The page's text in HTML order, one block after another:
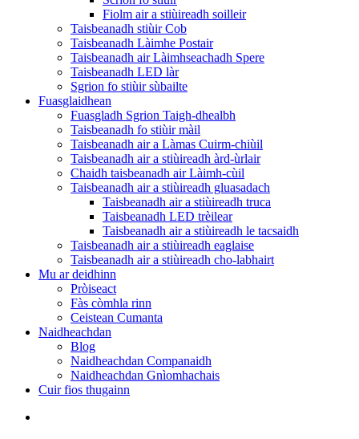
Fiolm air a stiùireadh soilleir
Taisbeanadh stiùir Cob
Taisbeanadh Làimhe Postair
Taisbeanadh air Làimhseachadh Spere
Taisbeanadh LED làr
Sgrion fo stiùir sùbailte
Fuasglaidhean
Fuasgladh Sgrion Taigh-dhealbh
Taisbeanadh fo stiùir màil
Taisbeanadh air a Làmas Cuirm-chiùil
Taisbeanadh air a stiùireadh àrd-ùrlair
Chaidh taisbeanadh air Làimh-cùil
Taisbeanadh air a stiùireadh gluasadach
Taisbeanadh air a stiùireadh truca
Taisbeanadh LED trèilear
Taisbeanadh air a stiùireadh le tacsaidh
Taisbeanadh air a stiùireadh eaglaise
Taisbeanadh air a stiùireadh cho-labhairt
Mu ar deidhinn
Pròiseact
Fàs còmhla rinn
Ceistean Cumanta
Naidheachdan
Blog
Naidheachdan Companaidh
Naidheachdan Gnìomhachais
Cuir fios thugainn